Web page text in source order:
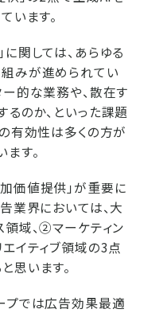
います。
関しては、あらゆる
みが進められてい
ー的な業務や、散在す
のか、といった課題
有効性は多くの方が
す。
価値提供」が重要に
業界においては、大
域、②マーケティン
イティブ領域の3点
思います。
プでは広告効果最適